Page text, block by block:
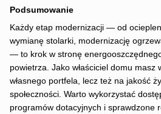
Podsumowanie
Każdy etap modernizacji — od
wymianę stolarki, modernizację
— to krok w stronę
powietrza. Jako właściciel domu masz
własnego portfela, lecz też na jakość
społeczności. Warto wykorzystać
programów dotacyjnych i sprawdzone